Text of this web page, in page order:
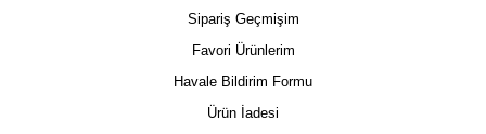
Sipariş Geçmişim
Favori Ürünlerim
Havale Bildirim Formu
Ürün İadesi